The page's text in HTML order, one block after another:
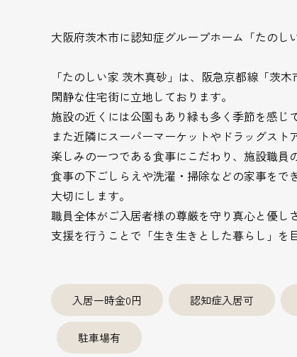
大阪府茨木市に認知症グループホーム「たのし
「たのしい家 茨木真砂」は、阪急京都線「茨
閑静な住宅街に立地しております。
施設の近くには公園もあり緑も多く季節を感じ
また近隣にスーパーマーケットやドラッグスト
楽しみの一つである食事にこだわり、施設職員
食事の下ごしらえや洗濯・掃除などの家事を
大切にします。
職員全体がご入居者様の尊厳を守り真心と優
支援を行うことで「生き生きとした暮らし」を
入居一時金0円 認知症入居可
駐車場有